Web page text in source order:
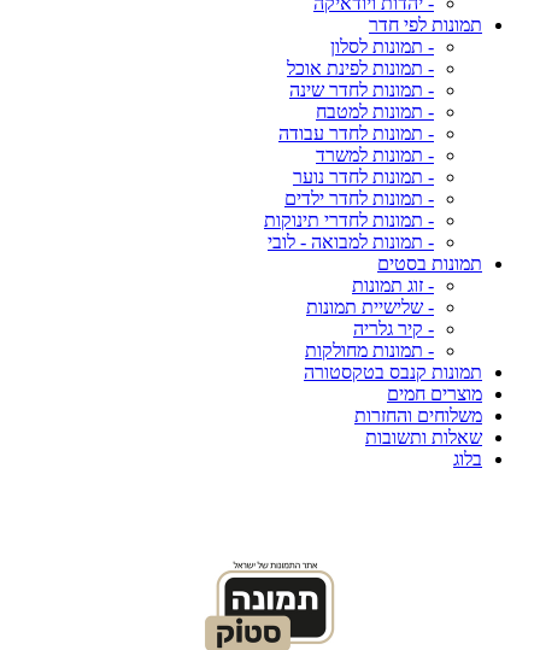
תמונות לפי חדר
- תמונות לסלון
- תמונות לפינת אוכל
- תמונות לחדר שינה
- תמונות למטבח
- תמונות לחדר עבודה
- תמונות למשרד
- תמונות לחדר נוער
- תמונות לחדר ילדים
- תמונות לחדרי תינוקות
- תמונות למבואה - לובי
תמונות בסטים
- זוג תמונות
- שלישיית תמונות
- קיר גלריה
- תמונות מחולקות
תמונות קנבס בטקסטורה
מוצרים חמים
משלוחים והחזרות
שאלות ותשובות
בלוג